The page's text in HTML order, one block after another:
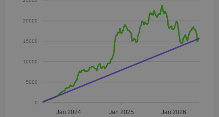
20000
15000
10000
5000
0
Jan 2024 Jan 2025 Jan 2026